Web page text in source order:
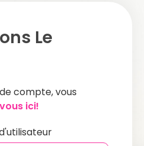
Le
compte, vous
ici!